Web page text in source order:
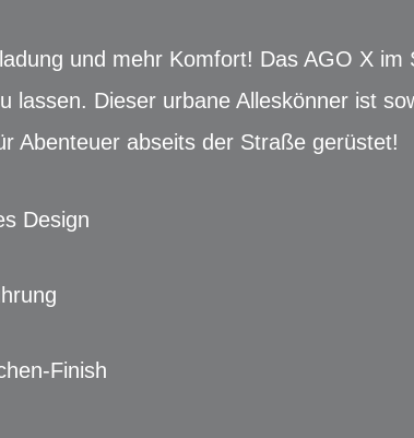
und mehr Komfort! Das AGO X im
lassen. Dieser urbane Alleskönner ist
Abenteuer abseits der Straße gerüstet!
Design
Finish